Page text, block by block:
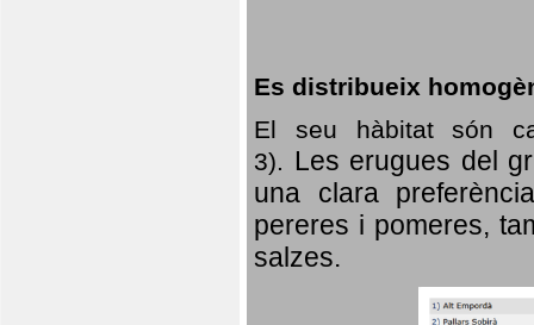
Es distribueix
El seu hàbitat són
3). Les erugues del
una clara
pereres i pomeres,
salzes.